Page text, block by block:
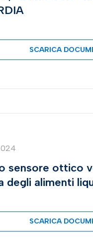
SCARICA
sensore ottico
degli alimenti
SCARICA